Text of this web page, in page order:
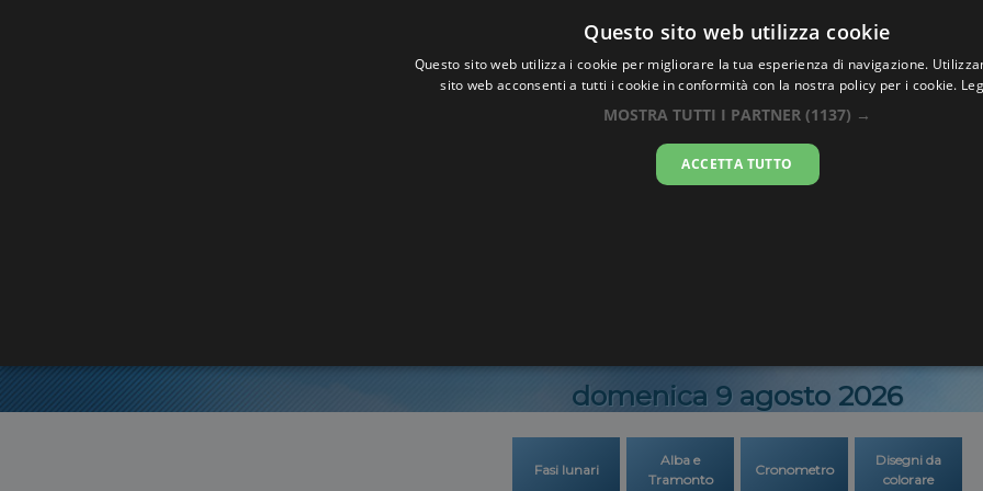
Oraesatta.co
Ora Esatta
domenica 9 agosto 2026
Fasi lunari
Alba e
Tramonto
Cronometro
Disegni da
colorare
Questo sito web utilizza cookie
Questo sito web utilizza i cookie per migliorare la tua esperienza di navigazione.
sito web acconsenti a tutti i cookie in conformità con la nostra policy per i cookie.
MOSTRA TUTTI I PARTNER (1137) →
ACCETTA TUTTO